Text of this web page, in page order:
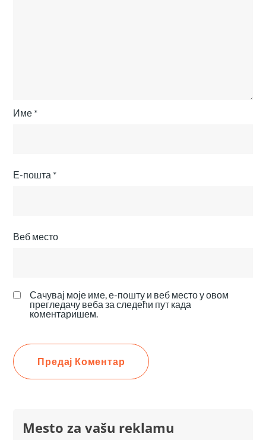
Име *
Е-пошта *
Веб место
Сачувај моје име, е-пошту и веб место у овом
прегледачу веба за следећи пут када
коментаришем.
Mesto za vašu reklamu